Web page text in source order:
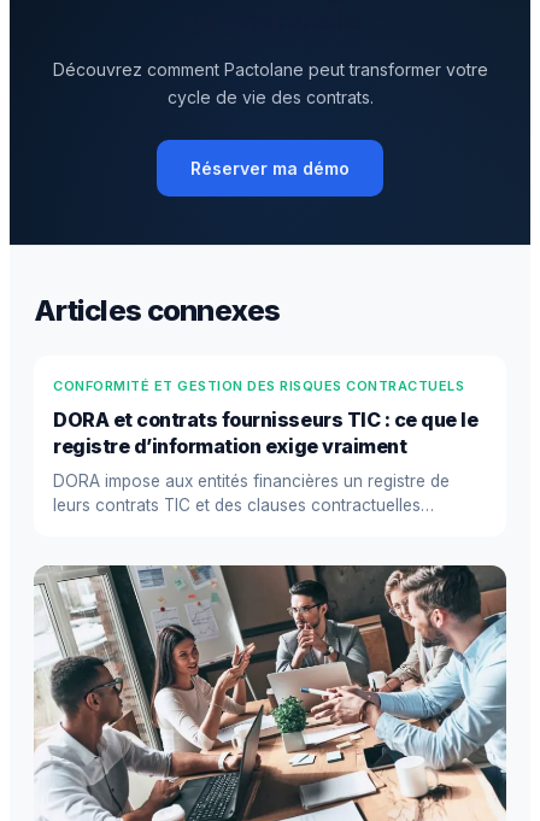
Découvrez comment Pactolane peut transformer votre
cycle de vie des contrats.
Réserver ma démo
Articles connexes
CONFORMITÉ ET GESTION DES RISQUES CONTRACTUELS
DORA et contrats fournisseurs TIC : ce que le
registre d’information exige vraiment
DORA impose aux entités financières un registre de
leurs contrats TIC et des clauses contractuelles